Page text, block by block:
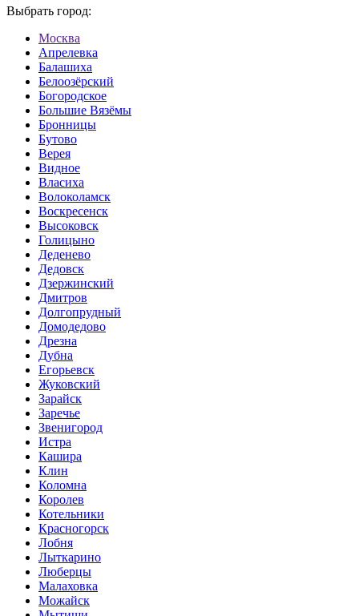
Выбрать город:
Москва
Апрелевка
Балашиха
Белоозёрский
Богородское
Большие Вязёмы
Бронницы
Бутово
Верея
Видное
Власиха
Волоколамск
Воскресенск
Высоковск
Голицыно
Деденево
Дедовск
Дзержинский
Дмитров
Долгопрудный
Домодедово
Дрезна
Дубна
Егорьевск
Жуковский
Зарайск
Заречье
Звенигород
Истра
Кашира
Клин
Коломна
Королев
Котельники
Красногорск
Лобня
Лыткарино
Люберцы
Малаховка
Можайск